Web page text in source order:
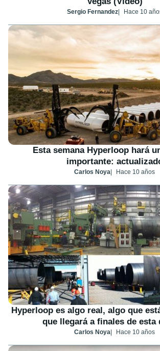
Sergio Fernandez Hace 10
Esta semana Hyperloop hará
importante:
Carlos Noya Hace 10 años
Hyperloop es algo real, algo que
que llegará a finales de esta
Carlos Noya Hace 10 años